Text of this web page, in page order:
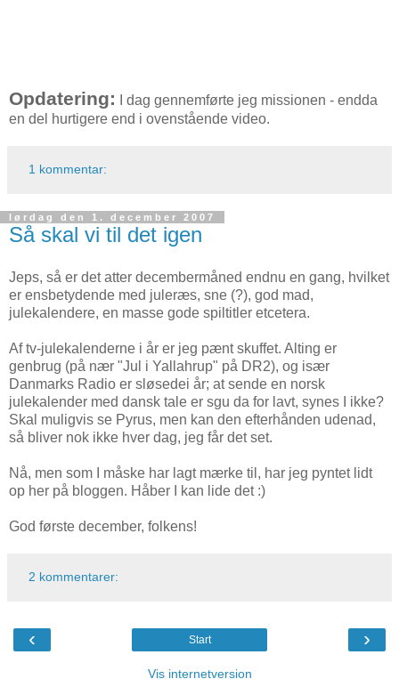
Opdatering:
I dag gennemførte jeg missionen - endda
en del hurtigere end i ovenstående video.
1 kommentar:
lørdag den 1. december 2007
Så skal vi til det igen
Jeps, så er det atter decembermåned endnu en gang, hvilket
er ensbetydende med juleræs, sne (?), god mad,
julekalendere, en masse gode spiltitler etcetera.
Af tv-julekalenderne i år er jeg pænt skuffet. Alting er
genbrug (på nær "Jul i Yallahrup" på DR2), og især
Danmarks Radio er sløsedei år; at sende en norsk
julekalender med dansk tale er sgu da for lavt, synes I ikke?
Skal muligvis se Pyrus, men kan den efterhånden udenad,
så bliver nok ikke hver dag, jeg får det set.
Nå, men som I måske har lagt mærke til, har jeg pyntet lidt
op her på bloggen. Håber I kan lide det :)
God første december, folkens!
2 kommentarer:
‹ ›
Start
Vis internetversion